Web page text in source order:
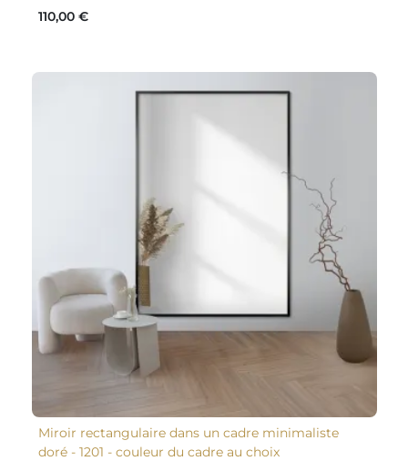
110,00 €
Miroir rectangulaire dans un cadre minimaliste
doré - 1201 - couleur du cadre au choix